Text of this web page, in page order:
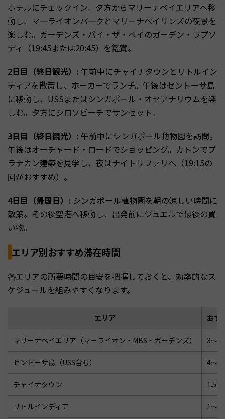
ホテルにチェックイン。夕方からマリーナベイエリアへ移
動し、マーライオンパークとマリーナベイサンズの夜景を
楽しむ。ガーデンズ・バイ・ザ・ベイのガーデン・ラプソ
ディ（19:45または20:45）を鑑賞。
2日目（終日観光）: 午前中にチャイナタウンとリトルイン
ディアを散策し、ホーカーでランチ。午後はセントーサ島
に移動し、USSまたはシンガポール・オセアナリウムを楽
しむ。夕方にシロソビーチでサンセット。
3日目（終日観光）: 午前中にシンガポール動物園を訪問。
午後はオーチャード・ロードでショッピング。カトンでプ
ラナカン建築を見学し、夜はナイトサファリへ（19:15の
回がおすすめ）。
4日目（帰国日）: シンガポール植物園を朝の涼しい時間に
散策。その後空港へ移動し、出発前にジュエルで最後の買
い物。
エリア別おすすめ滞在時間
各エリアの所要時間の目安を把握しておくと、効率的なス
ケジュールを組みやすくなります。
エリア おす
マリーナベイエリア（マーライオン・MBS・ガーデンズ） 3〜5
セントーサ島（USS含む） 4〜8
チャイナタウン 1.5
リトルインディア 1〜